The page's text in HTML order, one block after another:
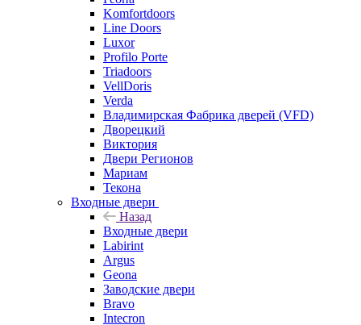
Komfortdoors
Line Doors
Luxor
Profilo Porte
Triadoors
VellDoris
Verda
Владимирская Фабрика дверей (VFD)
Дворецкий
Виктория
Двери Регионов
Мариам
Текона
Входные двери
Назад
Входные двери
Labirint
Argus
Geona
Заводские двери
Bravo
Intecron